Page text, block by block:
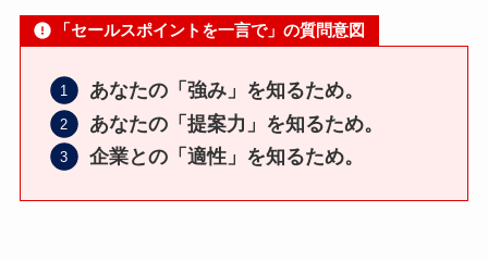
「セールスポイントを一言で」の質問意図
あなたの「強み」を知るため。
あなたの「提案力」を知るため。
企業との「適性」を知るため。